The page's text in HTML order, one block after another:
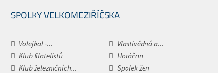
SPOLKY VELKOMEZIŘÍČSKA
Volejbal -...
Vlastivědná a...
Klub filatelistů
Horáčan
Klub železničních...
Spolek žen